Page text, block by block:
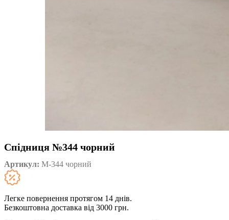
Спідниця №344 чорний
Артикул: М-344 чорний
Легке повернення протягом 14 днів.
Безкоштовна доставка від 3000 грн.